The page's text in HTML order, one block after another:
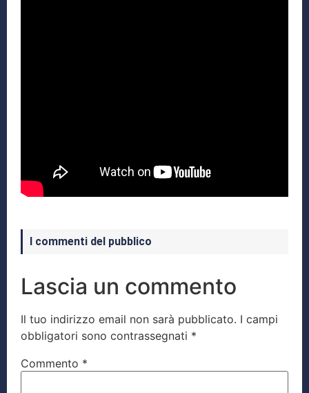
I commenti del pubblico
Lascia un commento
Il tuo indirizzo email non sarà pubblicato. I campi
obbligatori sono contrassegnati *
Commento *